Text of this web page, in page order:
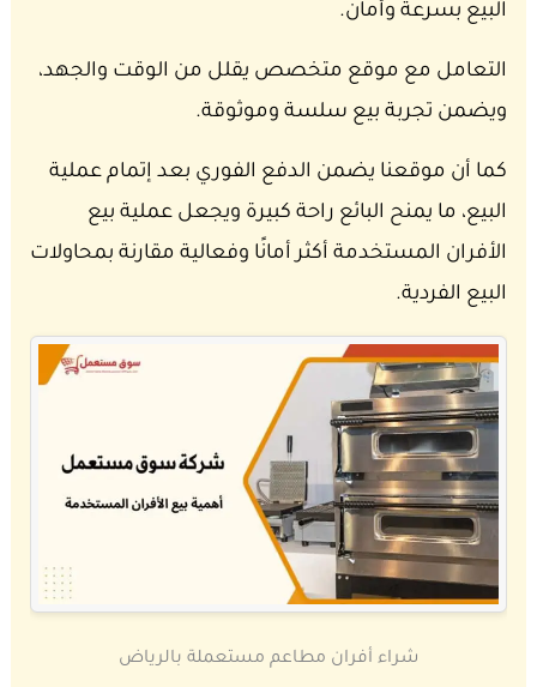
البيع بسرعة وأمان.
التعامل مع موقع متخصص يقلل من الوقت والجهد،
ويضمن تجربة بيع سلسة وموثوقة.
كما أن موقعنا يضمن الدفع الفوري بعد إتمام عملية
البيع، ما يمنح البائع راحة كبيرة ويجعل عملية بيع
الأفران المستخدمة أكثر أمانًا وفعالية مقارنة بمحاولات
البيع الفردية.
شراء أفران مطاعم مستعملة بالرياض